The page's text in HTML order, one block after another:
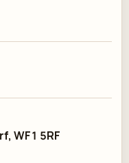
WF1 5RF